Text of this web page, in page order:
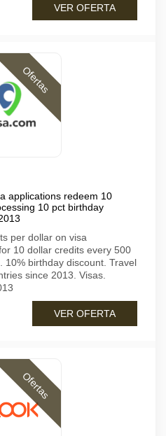
VER OFERTA
Ofertas
applications redeem 10
10 pct birthday
per dollar on visa
10 dollar credits every 500
10% birthday discount. Travel
since 2013. Visas.
VER OFERTA
Ofertas